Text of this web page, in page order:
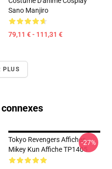
Sano Manjiro
79,11 € - 111,31 €
PLUS
Tokyo Revengers Affiches -
Mikey Kun Affiche TP1405
-27%